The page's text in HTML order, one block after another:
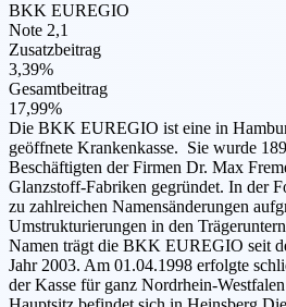
BKK EUREGIO
Note 2,1
Zusatzbeitrag
3,39%
Gesamtbeitrag
17,99%
Die BKK EUREGIO ist eine in
geöffnete Krankenkasse. Sie wurde
Beschäftigten der Firmen Dr. Max
Glanzstoff-Fabriken gegründet. In der
zu zahlreichen Namensänderungen
Umstrukturierungen in den
Namen trägt die BKK EUREGIO seit
Jahr 2003. Am 01.04.1998 erfolgte
der Kasse für ganz Nordrhein-